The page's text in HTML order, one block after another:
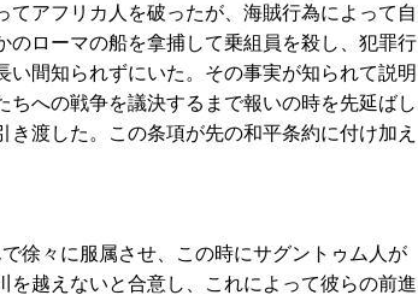
アフリカ人を破ったが、海賊行為によって自
のローマの船を拿捕して乗組員を殺し、犯罪行
間知られずにいた。その事実が知られて説明
への戦争を議決するまで報いの時を先延ばし
渡した。この条項が先の和平条約に付け加え
徐々に服属させ、この時にサグントゥム人が
を越えないと合意し、これによって彼らの前進